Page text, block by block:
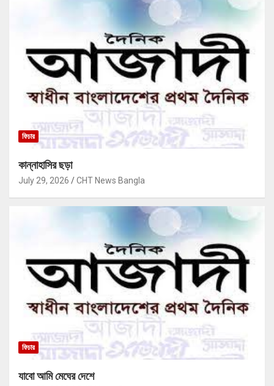
ফিচার
কান্নাহাসির ছড়া
July 29, 2026 CHT News Bangla
ফিচার
যাবো আমি মেঘের দেশে